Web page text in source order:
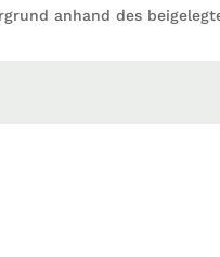
anhand des